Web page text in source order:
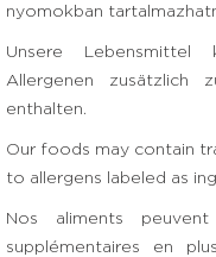
nyomokban
Unsere Lebensmittel
Allergenen zusätzlich
enthalten.
Our foods may contain
to allergens labeled as
Nos aliments
supplémentaires en